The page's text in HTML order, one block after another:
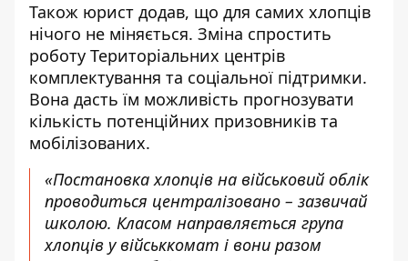
Також юрист додав, що для самих хлопців
нічого не міняється. Зміна спростить
роботу Територіальних центрів
комплектування та соціальної підтримки.
Вона дасть їм можливість прогнозувати
кількість потенційних призовників та
мобілізованих.
«Постановка хлопців на військовий облік
проводиться централізовано – зазвичай
школою. Класом направляється група
хлопців у військкомат і вони разом